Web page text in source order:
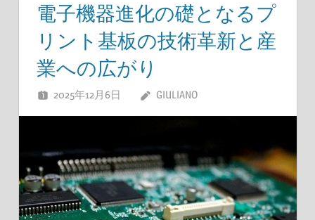
電子機器進化の礎となるプ
リント基板の技術革新と産
業への広がり
2025年12月6日 GIULIANO